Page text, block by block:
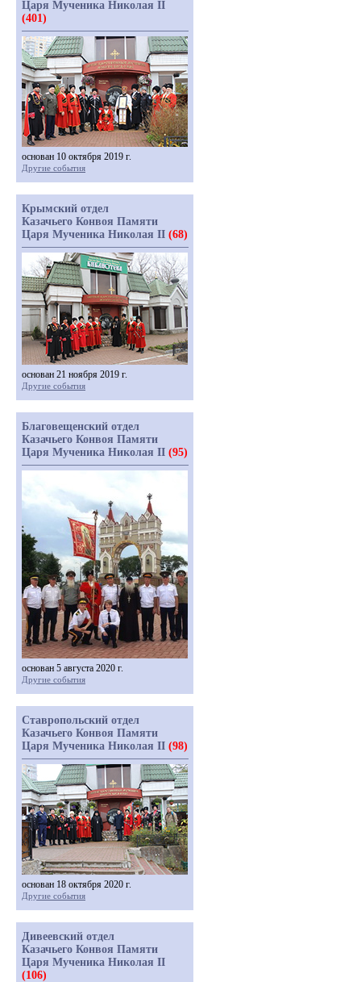
Царя Мученика Николая II
(401)
основан 10 октября 2019 г.
Другие события
Крымский отдел
Казачьего Конвоя Памяти
Царя Мученика Николая II (68)
основан 21 ноября 2019 г.
Другие события
Благовещенский отдел
Казачьего Конвоя Памяти
Царя Мученика Николая II (95)
основан 5 августа 2020 г.
Другие события
Ставропольский отдел
Казачьего Конвоя Памяти
Царя Мученика Николая II (98)
основан 18 октября 2020 г.
Другие события
Дивеевский отдел
Казачьего Конвоя Памяти
Царя Мученика Николая II
(106)